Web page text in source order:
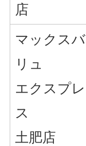
店
マックスバ
リュ
エクスプレ
ス
土肥店